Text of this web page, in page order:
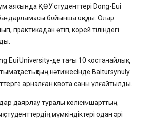
аясында ҚӨУ студенттері Dong-Eui
бойынша оқиды. Олар
практикадан өтіп, корей тіліндегі
Eui University-де тағы 10 костанайлық
нәтижесінде Baitursynuly
арналған квота саны ұлғайтылды.
даярлау туралы келісімшарттың
студенттердің мүмкіндіктері одан әрі